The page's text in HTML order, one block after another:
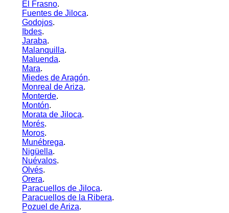
El Frasno.
Fuentes de Jiloca.
Godojos.
Ibdes.
Jaraba.
Malanquilla.
Maluenda.
Mara.
Miedes de Aragón.
Monreal de Ariza.
Monterde.
Montón.
Morata de Jiloca.
Morés.
Moros.
Munébrega.
Nigüella.
Nuévalos.
Olvés.
Orera.
Paracuellos de Jiloca.
Paracuellos de la Ribera.
Pozuel de Ariza.